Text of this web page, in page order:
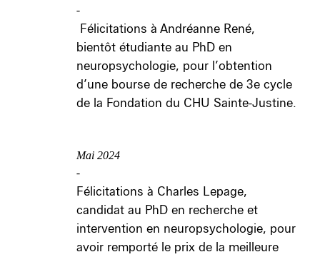
-
Félicitations à Andréanne René,
bientôt étudiante au PhD en
neuropsychologie, pour l’obtention
d’une bourse de recherche de 3e cycle
de la Fondation du CHU Sainte-Justine.
Mai 2024
-
Félicitations à Charles Lepage,
candidat au PhD en recherche et
intervention en neuropsychologie, pour
avoir remporté le prix de la meilleure